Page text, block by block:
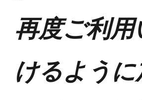
再度ご利用
けるよう